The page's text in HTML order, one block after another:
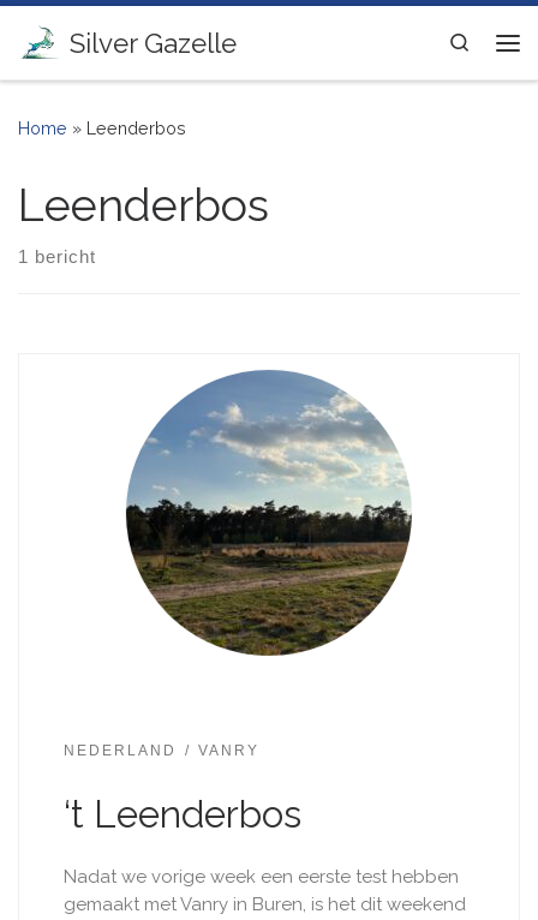
Ga naar inhoud
Silver Gazelle
Search
Home » Leenderbos
Leenderbos
1 bericht
NEDERLAND VANRY
‘t Leenderbos
Nadat we vorige week een eerste test hebben
gemaakt met Vanry in Buren, is het dit weekend